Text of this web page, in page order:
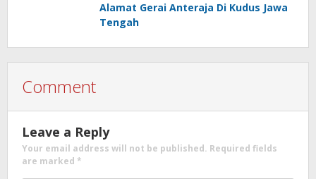
Alamat Gerai Anteraja Di Kudus Jawa
Tengah
Comment
Leave a Reply
Your email address will not be published. Required fields
are marked *